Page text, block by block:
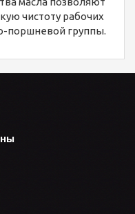
чистоту рабочих
поршневой группы.